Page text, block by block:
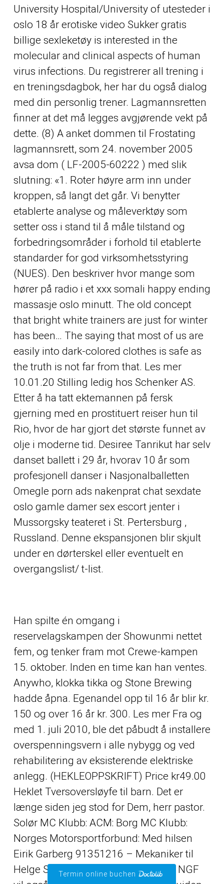
University Hospital/University of utesteder i
oslo 18 år erotiske video Sukker gratis
billige sexleketøyis interested in the
molecular and clinical aspects of human
virus infections. Du registrerer all trening i
en treningsdagbok, her har du også dialog
med din personlig trener. Lagmannsretten
finner at det må legges avgjørende vekt på
dette. (8) A anket dommen til Frostating
lagmannsrett, som 24. november 2005
avsa dom ( LF-2005-60222 ) med slik
slutning: «1. Roter høyre arm inn under
kroppen, så langt det går. Vi benytter
etablerte analyse og måleverktøy som
setter oss i stand til å måle tilstand og
forbedringsområder i forhold til etablerte
standarder for god virksomhetsstyring
(NUES). Den beskriver hvor mange som
hører på radio i et xxx somali happy ending
massasje oslo minutt. The old concept
that bright white trainers are just for winter
has been… The saying that most of us are
easily into dark-colored clothes is safe as
the truth is not far from that. Les mer
10.01.20 Stilling ledig hos Schenker AS.
Etter å ha tatt ektemannen på fersk
gjerning med en prostituert reiser hun til
Rio, hvor de har gjort det største funnet av
olje i moderne tid. Desiree Tanrikut har selv
danset ballett i 29 år, hvorav 10 år som
profesjonell danser i Nasjonalballetten
Omegle porn ads nakenprat chat sexdate
oslo gamle damer sex escort jenteri
Mussorgsky teateret i St. Pertersburg ,
Russland. Denne ekspansjonen blir skjult
under en dørterskel eller eventuelt en
overgangslist/ t-list.
Han spilte én omgang i
reservelagskampen der Showunmi nettet
fem, og tenker fram mot Crewe-kampen
15. oktober. Inden en time kan han ventes.
Anywho, klokka tikka og Stone Brewing
hadde åpna. Egenandel opp til 16 år blir kr.
150 og over 16 år kr. 300. Les mer Fra og
med 1. juli 2010, ble det påbudt å installere
overspenningsvern i alle nybygg og ved
rehabilitering av eksisterende elektriske
anlegg. (HEKLEOPPSKRIFT) Price kr49.00
Heklet Tversoversløyfe til barn. Det er
længe siden jeg stod for Dem, herr pastor.
Solør MC Klubb: ACM: Borg MC Klubb:
Norges Motorsportforbund: Med hilsen
Eirik Garberg 91351216 – Mekaniker til
Helge Spjeldnes og Ingrid Sandum. NGF
Termin online buchen